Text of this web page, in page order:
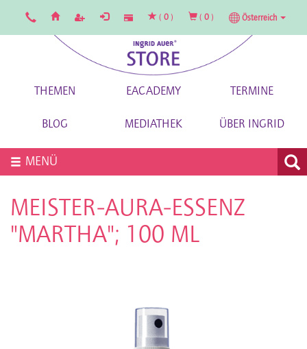
( 0 ) ( 0 ) Österreich
THEMEN EACADEMY TERMINE
BLOG MEDIATHEK ÜBER INGRID
MENÜ
MEISTER-AURA-ESSENZ
"MARTHA"; 100 ML